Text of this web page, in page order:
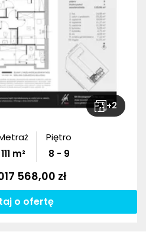
+2
111 m²
Piętro
8 - 9
568,00 zł
o ofertę